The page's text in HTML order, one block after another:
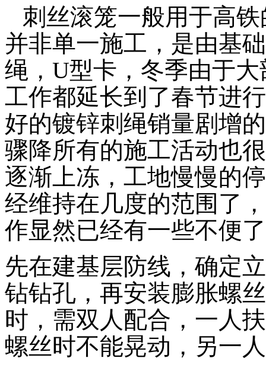
刺丝滚笼一般用于高
并非单一施工，是由基
绳，U型卡，冬季由于
工作都延长到了春节进
好的镀锌刺绳销量剧增
骤降所有的施工活动也
逐渐上冻，工地慢慢的
经维持在几度的范围了
作显然已经有一些不便
先在建基层防线，确定
钻钻孔，再安装膨胀螺
时，需双人配合，一人
螺丝时不能晃动，另一